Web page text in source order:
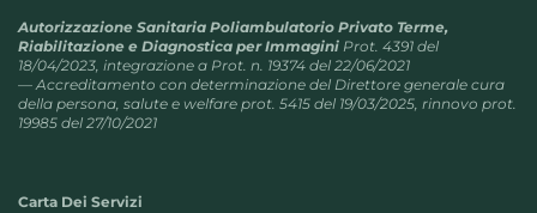
Autorizzazione Sanitaria Poliambulatorio Privato Terme,
Riabilitazione e Diagnostica per Immagini Prot. 4391 del
18/04/2023, integrazione a Prot. n. 19374 del 22/06/2021
— Accreditamento con determinazione del Direttore generale cura
della persona, salute e welfare prot. 5415 del 19/03/2025, rinnovo prot.
19985 del 27/10/2021
Carta Dei Servizi